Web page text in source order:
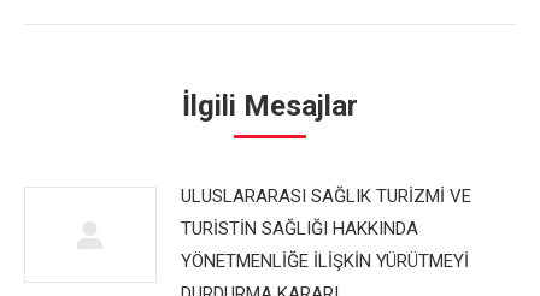
İlgili Mesajlar
ULUSLARARASI SAĞLIK TURİZMİ VE
TURİSTİN SAĞLIĞI HAKKINDA
YÖNETMENLİĞE İLİŞKİN YÜRÜTMEYİ